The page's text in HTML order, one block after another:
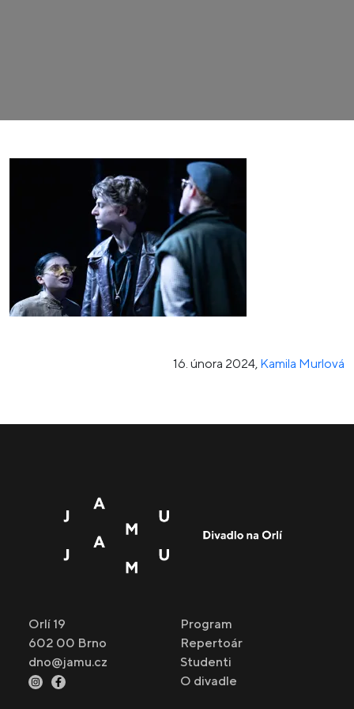
16. února 2024, Kamila Murlová
Orlí 19
602 00 Brno
dno@jamu.cz
Program
Repertoár
Studenti
O divadle